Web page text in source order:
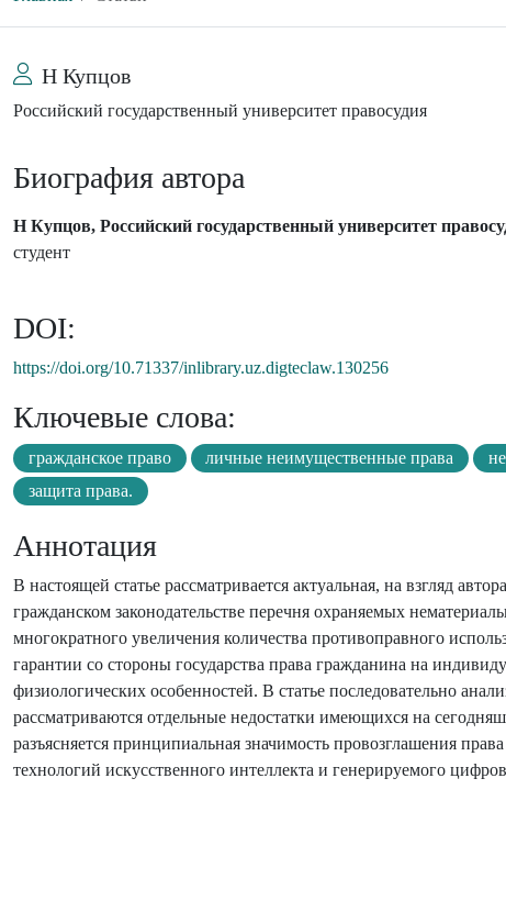
Н Купцов
Российский государственный университет правосудия
Биография автора
Н Купцов, Российский государственный университет
студент
DOI:
https://doi.org/10.71337/inlibrary.uz.digteclaw.130256
Ключевые слова:
гражданское право личные неимущественные права
защита права.
Аннотация
В настоящей статье рассматривается актуальная, на взгляд
гражданском законодательстве перечня охраняемых
многократного увеличения количества противоправного
гарантии со стороны государства права гражданина на
физиологических особенностей. В статье последовательно
рассматриваются отдельные недостатки имеющихся на
разъясняется принципиальная значимость провозглашения
технологий искусственного интеллекта и генерируемого